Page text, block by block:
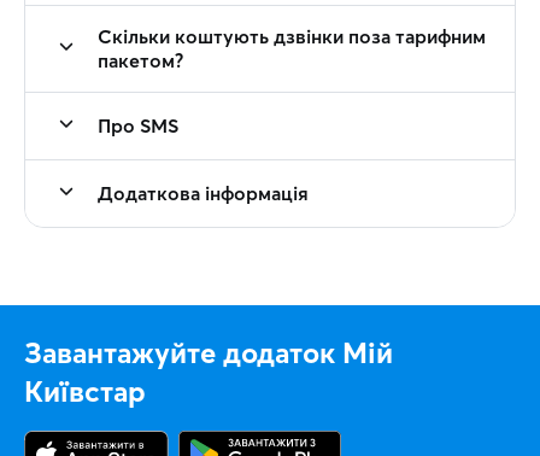
Скільки коштують дзвінки поза тарифним
пакетом?
Про SMS
Додаткова інформація
Завантажуйте додаток Мій
Київстар